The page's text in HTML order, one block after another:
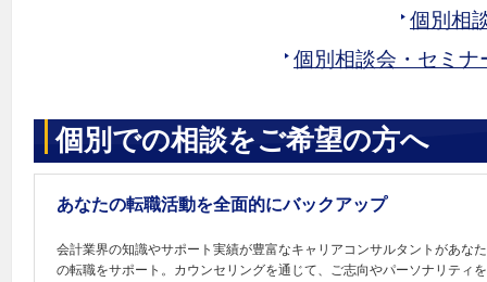
個別相
個別相談会・セミ
個別での相談をご希望の方へ
あなたの転職活動を全面的にバックアップ
会計業界の知識やサポート実績が豊富なキャリアコンサルタントがあなた
の転職をサポート。カウンセリングを通じて、ご志向やパーソナリティを